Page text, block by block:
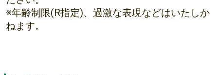
※年齢制限(R指定)、過激な表現などはいたしか
ねます。